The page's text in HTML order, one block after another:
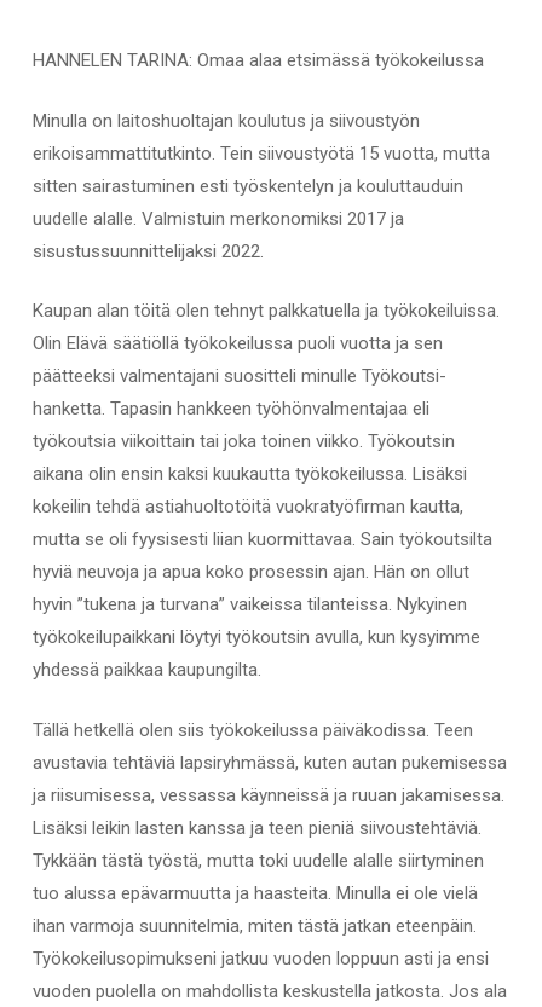
HANNELEN TARINA: Omaa alaa etsimässä työkokeilussa
Minulla on laitoshuoltajan koulutus ja siivoustyön
erikoisammattitutkinto. Tein siivoustyötä 15 vuotta, mutta
sitten sairastuminen esti työskentelyn ja kouluttauduin
uudelle alalle. Valmistuin merkonomiksi 2017 ja
sisustussuunnittelijaksi 2022.
Kaupan alan töitä olen tehnyt palkkatuella ja työkokeiluissa.
Olin Elävä säätiöllä työkokeilussa puoli vuotta ja sen
päätteeksi valmentajani suositteli minulle Työkoutsi-
hanketta. Tapasin hankkeen työhönvalmentajaa eli
työkoutsia viikoittain tai joka toinen viikko. Työkoutsin
aikana olin ensin kaksi kuukautta työkokeilussa. Lisäksi
kokeilin tehdä astiahuoltotöitä vuokratyöfirman kautta,
mutta se oli fyysisesti liian kuormittavaa. Sain työkoutsilta
hyviä neuvoja ja apua koko prosessin ajan. Hän on ollut
hyvin ”tukena ja turvana” vaikeissa tilanteissa. Nykyinen
työkokeilupaikkani löytyi työkoutsin avulla, kun kysyimme
yhdessä paikkaa kaupungilta.
Tällä hetkellä olen siis työkokeilussa päiväkodissa. Teen
avustavia tehtäviä lapsiryhmässä, kuten autan pukemisessa
ja riisumisessa, vessassa käynneissä ja ruuan jakamisessa.
Lisäksi leikin lasten kanssa ja teen pieniä siivoustehtäviä.
Tykkään tästä työstä, mutta toki uudelle alalle siirtyminen
tuo alussa epävarmuutta ja haasteita. Minulla ei ole vielä
ihan varmoja suunnitelmia, miten tästä jatkan eteenpäin.
Työkokeilusopimukseni jatkuu vuoden loppuun asti ja ensi
vuoden puolella on mahdollista keskustella jatkosta. Jos ala